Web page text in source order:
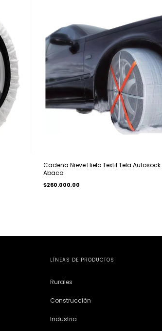
Cadena Nieve Hielo Textil Tela Autosock
Abaco
$260.000,00
LÍNEAS DE PRODUCTOS
Rurales
Construcción
Industria